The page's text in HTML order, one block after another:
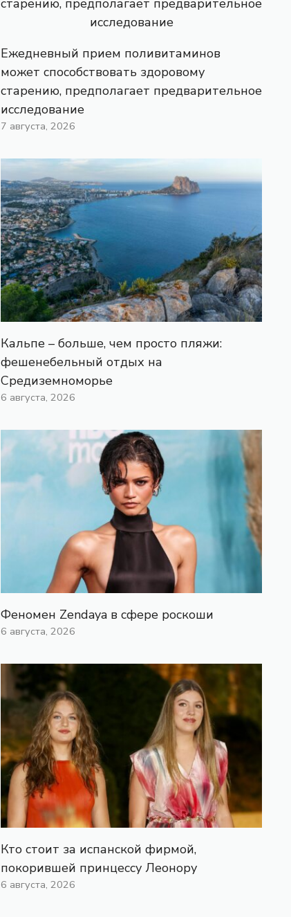
Ежедневный прием поливитаминов
может способствовать здоровому
старению, предполагает предварительное
исследование
7 августа, 2026
Кальпе – больше, чем просто пляжи:
фешенебельный отдых на
Средиземноморье
6 августа, 2026
Феномен Zendaya в сфере роскоши
6 августа, 2026
Кто стоит за испанской фирмой,
покорившей принцессу Леонору
6 августа, 2026